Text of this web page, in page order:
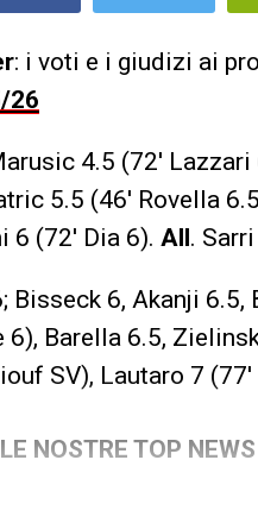
: i voti e i giudizi ai
26
4.5 (72′
5.5 (46′ Rovella
6 (72′ Dia 6). All.
Bisseck 6, Akanji 6.5,
6), Barella 6.5,
SV), Lautaro 7 (77′
NOSTRE TOP NEWS